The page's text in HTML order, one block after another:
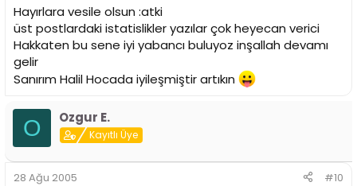
Hayırlara vesile olsun :atki
üst postlardaki istatislikler yazılar çok heyecan verici
Hakkaten bu sene iyi yabancı buluyoz inşallah devamı
gelir
Sanırım Halil Hocada iyileşmiştir artıkın
O Ozgur E.
Kayıtlı Üye
28 Ağu 2005 #10